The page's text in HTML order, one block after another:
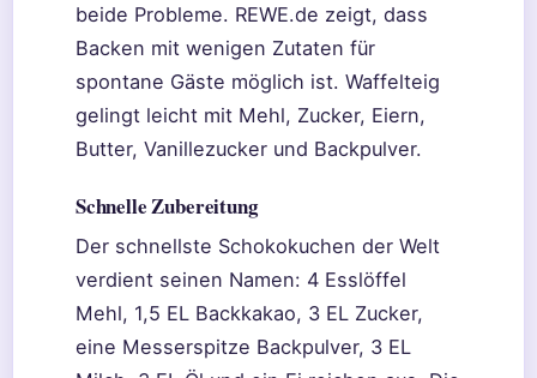
beide Probleme. REWE.de zeigt, dass
Backen mit wenigen Zutaten für
spontane Gäste möglich ist. Waffelteig
gelingt leicht mit Mehl, Zucker, Eiern,
Butter, Vanillezucker und Backpulver.
Schnelle Zubereitung
Der schnellste Schokokuchen der Welt
verdient seinen Namen: 4 Esslöffel
Mehl, 1,5 EL Backkakao, 3 EL Zucker,
eine Messerspitze Backpulver, 3 EL